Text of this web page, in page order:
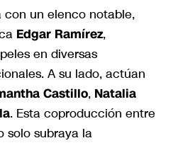
con un elenco notable,
Edgar Ramírez,
en diversas
A su lado, actúan
Castillo, Natalia
. Esta coproducción entre
solo subraya la